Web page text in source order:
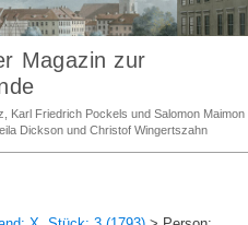
Magazin zur
Karl Friedrich Pockels und Salomon Maimon
Dickson und Christof Wingertszahn